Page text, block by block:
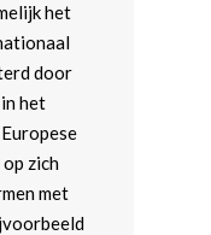
het
door
het
zich
met